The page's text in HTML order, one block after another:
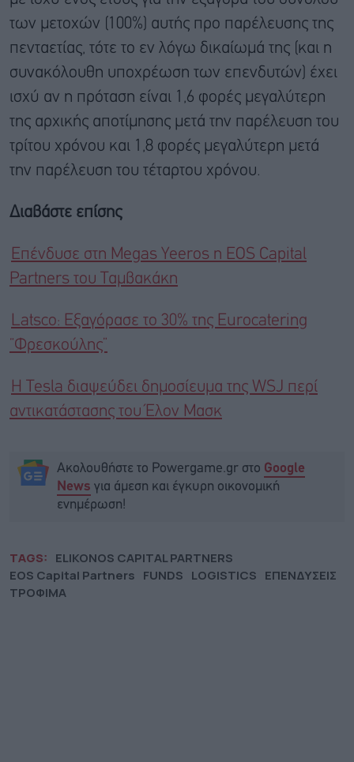
των μετοχών (100%) αυτής προ παρέλευσης της
πενταετίας, τότε το εν λόγω δικαίωμά της (και η
συνακόλουθη υποχρέωση των επενδυτών) έχει
ισχύ αν η πρόταση είναι 1,6 φορές μεγαλύτερη
της αρχικής αποτίμησης μετά την παρέλευση του
τρίτου χρόνου και 1,8 φορές μεγαλύτερη μετά
την παρέλευση του τέταρτου χρόνου.
Διαβάστε επίσης
Επένδυσε στη Megas Yeeros η EOS Capital
Partners του Ταμβακάκη
Latsco: Εξαγόρασε το 30% της Eurocatering
“Φρεσκούλης”
Η Tesla διαψεύδει δημοσίευμα της WSJ περί
αντικατάστασης του Έλον Μασκ
Ακολουθήστε το Powergame.gr στο Google
News για άμεση και έγκυρη οικονομική
ενημέρωση!
TAGS: ELIKONOS CAPITAL PARTNERS
EOS Capital Partners FUNDS LOGISTICS ΕΠΕΝΔΥΣΕΙΣ
ΤΡΟΦΙΜΑ